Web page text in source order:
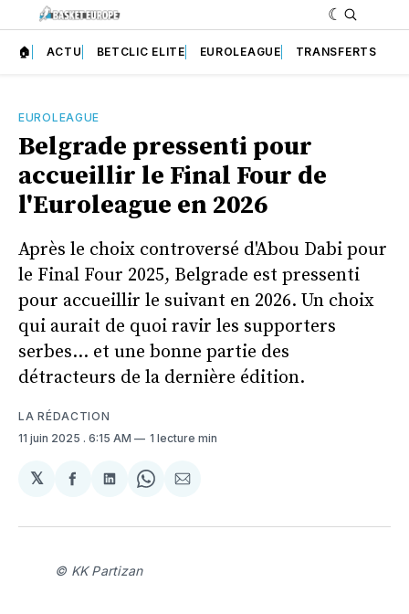
🏠 ACTU BETCLIC ELITE EUROLEAGUE TRANSFERTS
EUROLEAGUE
Belgrade pressenti pour
accueillir le Final Four de
l'Euroleague en 2026
Après le choix controversé d'Abou Dabi pour
le Final Four 2025, Belgrade est pressenti
pour accueillir le suivant en 2026. Un choix
qui aurait de quoi ravir les supporters
serbes... et une bonne partie des
détracteurs de la dernière édition.
LA RÉDACTION
11 juin 2025 . 6:15 AM 1 lecture min
𝕏
Partager
Facebook
Partager
LinkedIn
Share
WhatsApp
Partager
Courriel
© KK Partizan